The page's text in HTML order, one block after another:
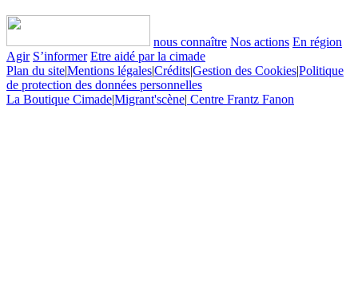
nous connaître Nos actions En région
Agir S’informer Etre aidé par la cimade
Plan du site|Mentions légales|Crédits|Gestion des Cookies|Politique
de protection des données personnelles
La Boutique Cimade|Migrant'scène| Centre Frantz Fanon